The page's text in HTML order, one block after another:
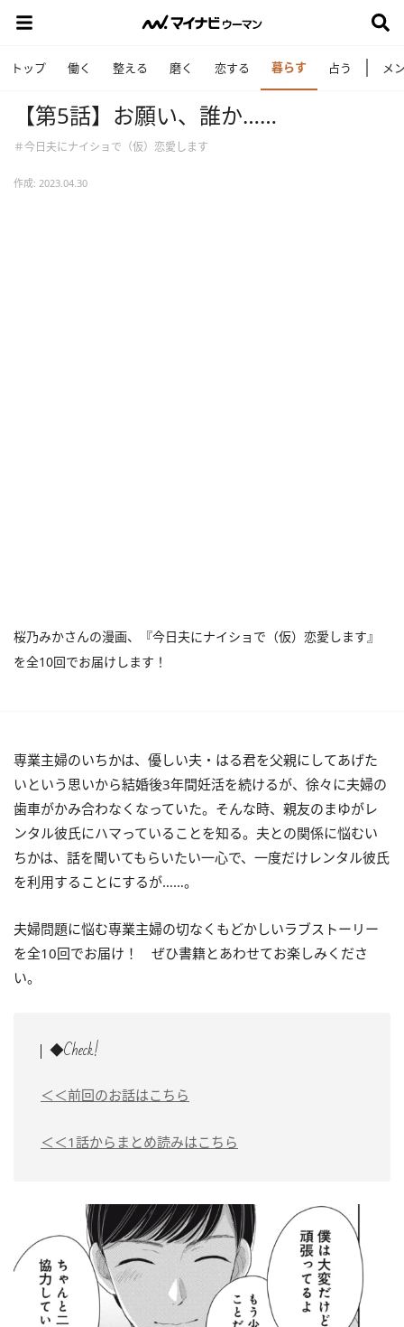
トップ 働く 整える 磨く 恋する 暮らす 占う メ
【第5話】お願い、誰か……
＃今日夫にナイショで（仮）恋愛します
作成: 2023.04.30
桜乃みかさんの漫画、『今日夫にナイショで（仮）恋愛します』
を全10回でお届けします！
専業主婦のいちかは、優しい夫・はる君を父親にしてあげた
いという思いから結婚後3年間妊活を続けるが、徐々に夫婦の
歯車がかみ合わなくなっていた。そんな時、親友のまゆがレ
ンタル彼氏にハマっていることを知る。夫との関係に悩むい
ちかは、話を聞いてもらいたい一心で、一度だけレンタル彼氏
を利用することにするが……。
夫婦問題に悩む専業主婦の切なくもどかしいラブストーリー
を全10回でお届け！ ぜひ書籍とあわせてお楽しみくださ
い。
◆Check!
＜＜前回のお話はこちら
＜＜1話からまとめ読みはこちら